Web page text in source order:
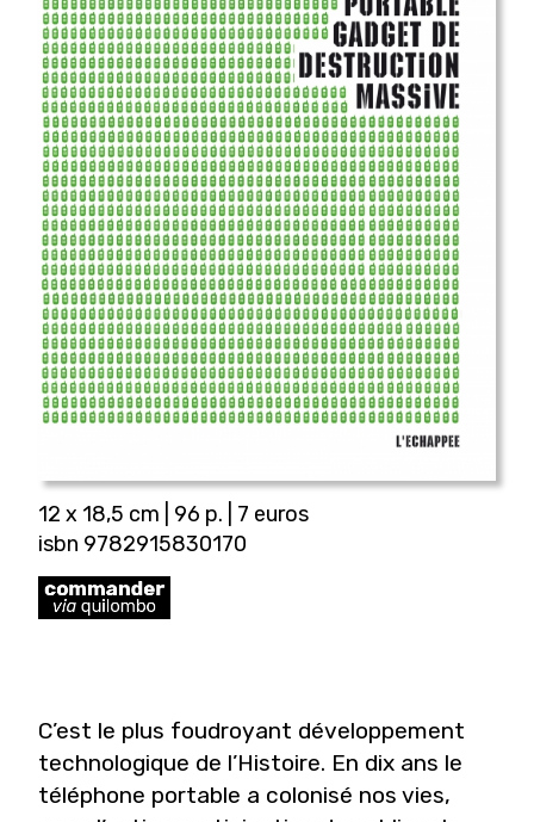
12 x 18,5 cm | 96 p. | 7 euros
isbn 9782915830170
C’est le plus foudroyant développement
technologique de l’Histoire. En dix ans le
téléphone portable a colonisé nos vies,